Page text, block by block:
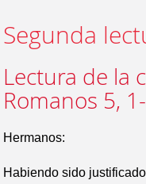
Segunda
Lectura de la
Romanos 5,
Hermanos:
Habiendo sido